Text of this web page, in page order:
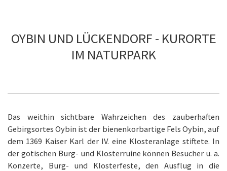
OYBIN UND LÜCKENDORF - KURORTE
IM NATURPARK
Das weithin sichtbare Wahrzeichen des zauberhaften
Gebirgsortes Oybin ist der bienenkorbartige Fels Oybin, auf
dem 1369 Kaiser Karl der IV. eine Klosteranlage stiftete. In
der gotischen Burg- und Klosterruine können Besucher u. a.
Konzerte, Burg- und Klosterfeste, den Ausflug in die